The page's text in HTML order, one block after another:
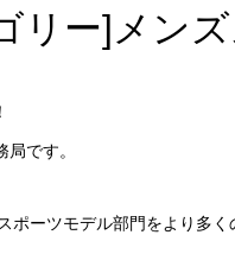
リー]メン
です。
ポーツモデル部門をより多